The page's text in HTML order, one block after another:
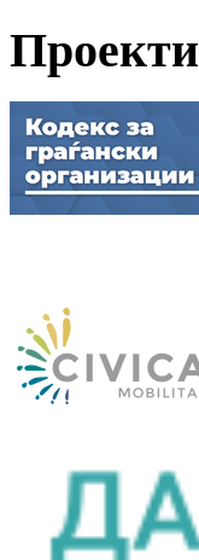
Проекти